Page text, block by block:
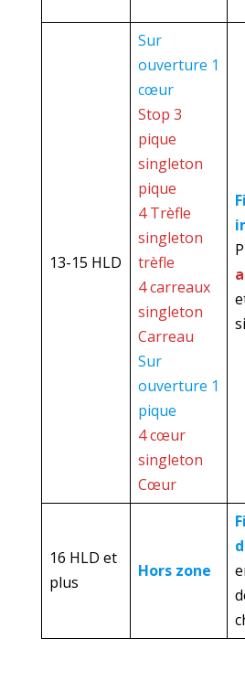
13-15 HLD
Sur
ouverture 1
cœur
Stop 3
pique
singleton
pique
4 Trèfle
singleton
trèfle
4 carreaux
singleton
Carreau
Sur
ouverture 1
pique
4 cœur
singleton
Cœur
16 HLD et
plus
Hors zone